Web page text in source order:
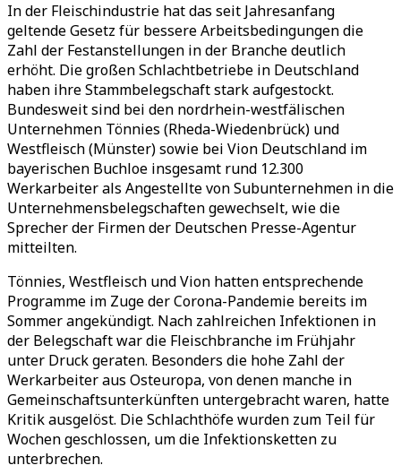
In der Fleischindustrie hat das seit Jahresanfang
geltende Gesetz für bessere Arbeitsbedingungen die
Zahl der Festanstellungen in der Branche deutlich
erhöht. Die großen Schlachtbetriebe in Deutschland
haben ihre Stammbelegschaft stark aufgestockt.
Bundesweit sind bei den nordrhein-westfälischen
Unternehmen Tönnies (Rheda-Wiedenbrück) und
Westfleisch (Münster) sowie bei Vion Deutschland im
bayerischen Buchloe insgesamt rund 12.300
Werkarbeiter als Angestellte von Subunternehmen in die
Unternehmensbelegschaften gewechselt, wie die
Sprecher der Firmen der Deutschen Presse-Agentur
mitteilten.
Tönnies, Westfleisch und Vion hatten entsprechende
Programme im Zuge der Corona-Pandemie bereits im
Sommer angekündigt. Nach zahlreichen Infektionen in
der Belegschaft war die Fleischbranche im Frühjahr
unter Druck geraten. Besonders die hohe Zahl der
Werkarbeiter aus Osteuropa, von denen manche in
Gemeinschaftsunterkünften untergebracht waren, hatte
Kritik ausgelöst. Die Schlachthöfe wurden zum Teil für
Wochen geschlossen, um die Infektionsketten zu
unterbrechen.